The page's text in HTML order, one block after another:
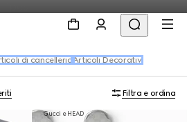
di cancelleria Articoli Decorativi
Filtra e ordina
Gucci e HEAD